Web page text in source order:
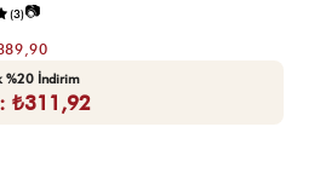
(3)📷
%20 İndirim
₺311,92